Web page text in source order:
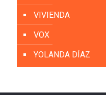
VIVIENDA
VOX
YOLANDA DÍAZ